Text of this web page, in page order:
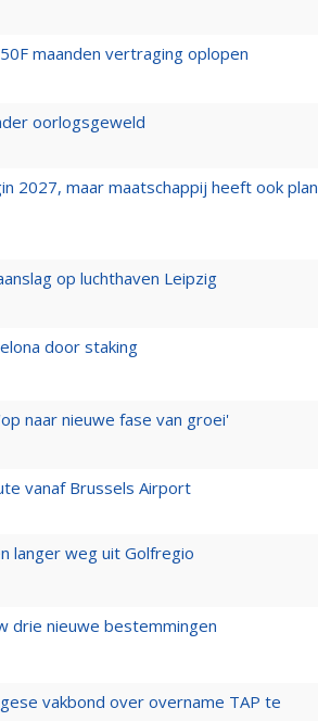
maanden vertraging oplopen
oorlogsgeweld
2027, maar maatschappij heeft ook plan
op luchthaven Leipzig
door staking
naar nieuwe fase van groei'
vanaf Brussels Airport
langer weg uit Golfregio
drie nieuwe bestemmingen
vakbond over overname TAP te